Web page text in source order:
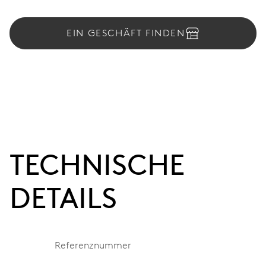
EIN GESCHÄFT FINDEN
TECHNISCHE
DETAILS
Referenznummer